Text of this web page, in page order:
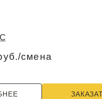
смена